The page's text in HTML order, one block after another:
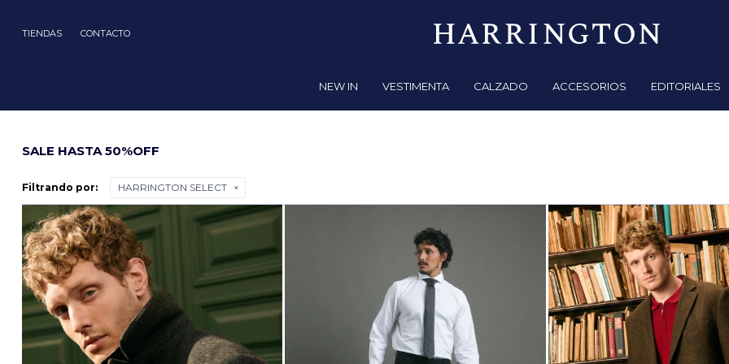
TIENDAS CONTACTO
NEW IN VESTIMENTA CALZADO ACCESORIOS EDITORIALES
SALE HASTA 50%OFF
Filtrando por: HARRINGTON SELECT